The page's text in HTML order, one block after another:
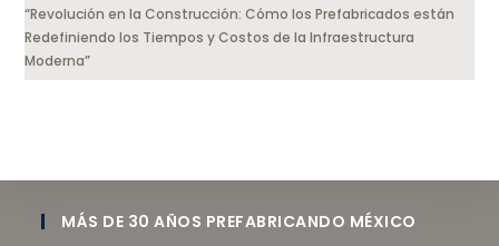
“Revolución en la Construcción: Cómo los Prefabricados están
Redefiniendo los Tiempos y Costos de la Infraestructura
Moderna”
MÁS DE 30 AÑOS PREFABRICANDO MÉXICO